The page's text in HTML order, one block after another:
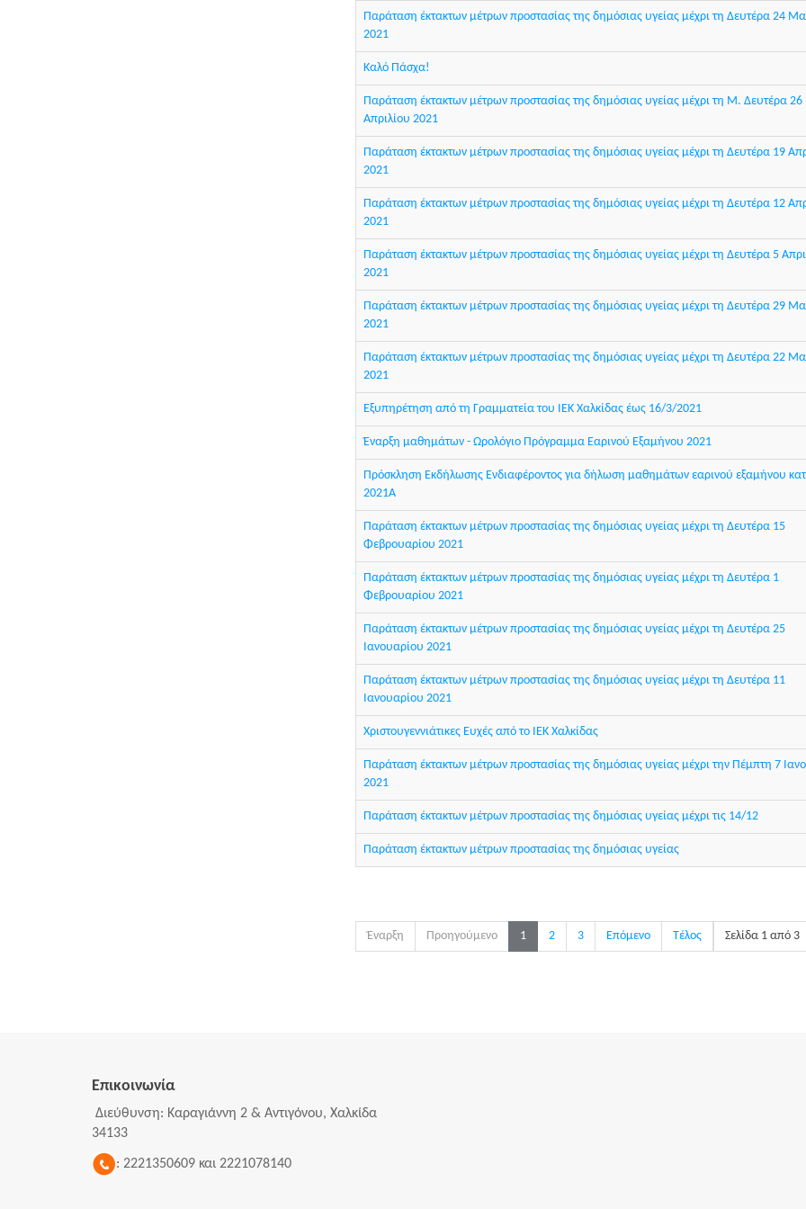
Παράταση έκτακτων μέτρων προστασίας της δημόσιας υγείας μέχρι τη Δευτέρα 24
2021
Καλό Πάσχα!
Παράταση έκτακτων μέτρων προστασίας της δημόσιας υγείας μέχρι τη Μ. Δευτέρα 26
Απριλίου 2021
Παράταση έκτακτων μέτρων προστασίας της δημόσιας υγείας μέχρι τη Δευτέρα 19
2021
Παράταση έκτακτων μέτρων προστασίας της δημόσιας υγείας μέχρι τη Δευτέρα 12
2021
Παράταση έκτακτων μέτρων προστασίας της δημόσιας υγείας μέχρι τη Δευτέρα 5
2021
Παράταση έκτακτων μέτρων προστασίας της δημόσιας υγείας μέχρι τη Δευτέρα 29
2021
Παράταση έκτακτων μέτρων προστασίας της δημόσιας υγείας μέχρι τη Δευτέρα 22
2021
Εξυπηρέτηση από τη Γραμματεία του ΙΕΚ Χαλκίδας έως 16/3/2021
Έναρξη μαθημάτων - Ωρολόγιο Πρόγραμμα Εαρινού Εξαμήνου 2021
Πρόσκληση Εκδήλωσης Ενδιαφέροντος για δήλωση μαθημάτων εαρινού εξαμήνου
2021Α
Παράταση έκτακτων μέτρων προστασίας της δημόσιας υγείας μέχρι τη Δευτέρα 15
Φεβρουαρίου 2021
Παράταση έκτακτων μέτρων προστασίας της δημόσιας υγείας μέχρι τη Δευτέρα 1
Φεβρουαρίου 2021
Παράταση έκτακτων μέτρων προστασίας της δημόσιας υγείας μέχρι τη Δευτέρα 25
Ιανουαρίου 2021
Παράταση έκτακτων μέτρων προστασίας της δημόσιας υγείας μέχρι τη Δευτέρα 11
Ιανουαρίου 2021
Χριστουγεννιάτικες Ευχές από το ΙΕΚ Χαλκίδας
Παράταση έκτακτων μέτρων προστασίας της δημόσιας υγείας μέχρι την Πέμπτη 7
2021
Παράταση έκτακτων μέτρων προστασίας της δημόσιας υγείας μέχρι τις 14/12
Παράταση έκτακτων μέτρων προστασίας της δημόσιας υγείας
Σελίδα 1 από 3
Έναρξη Προηγούμενο 1 2 3 Επόμενο Τέλος
Επικοινωνία
Διεύθυνση: Καραγιάννη 2 & Αντιγόνου, Χαλκίδα
34133
: 2221350609 και 2221078140